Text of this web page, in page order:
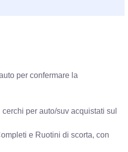
per confermare la
per auto/suv acquistati sul
e Ruotini di scorta, con